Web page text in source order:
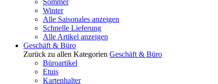
Sommer
Winter
Alle Saisonales anzeigen
Schnelle Lieferung
Alle Artikel anzeigen
Geschäft & Büro
Zurück zu allen Kategorien Geschäft & Büro
Büroartikel
Etuis
Kartenhalter